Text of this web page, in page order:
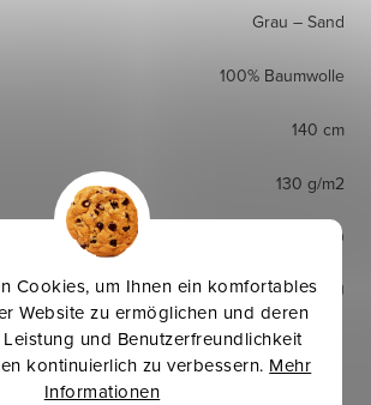
Cookies, um Ihnen ein komfortables
Website zu ermöglichen und deren
und Benutzerfreundlichkeit
kontinuierlich zu verbessern. Mehr
Informationen
Grau – Sand
100% Baumwolle
140 cm
130 g/m2
OEKO TEX Standard 100
EU